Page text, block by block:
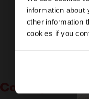
information about
other information
cookies if you
Conheça mais